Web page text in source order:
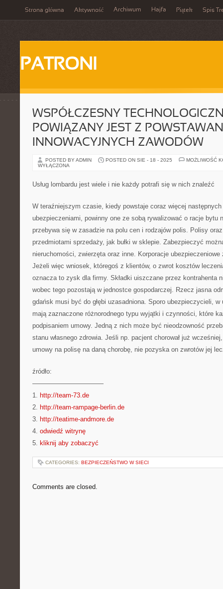
Strona główna Aktywność Archiwum Hajfa Piątek Spis
PATRONI
WSPÓŁCZESNY
POWIĄZANY JEST Z
INNOWACYJNYCH ZAWODÓW
POSTED BY ADMIN POSTED ON SIE - 18 - 2025
MOŻLIWOŚĆ
WYŁĄCZONA
Usług lombardu jest wiele i nie każdy potrafi się w nich znaleźć
W teraźniejszym czasie, kiedy powstaje coraz więcej
ubezpieczeniami, powinny one ze sobą rywalizować o racje bytu
przebywa się w zasadzie na polu cen i rodzajów polis. Polisy
przedmiotami sprzedaży, jak bułki w sklepie. Zabezpieczyć
nieruchomości, zwierzęta oraz inne. Korporacje
Jeżeli więc wniosek, któregoś z klientów, o zwrot kosztów
oznacza to zysk dla firmy. Składki uiszczane przez kontrahenta
wobec tego pozostają w jednostce gospodarczej. Rzecz jasna
gdańsk musi być do głębi uzasadniona. Sporo ubezpieczycieli,
mają zaznaczone różnorodnego typu wyjątki i czynności, które
podpisaniem umowy. Jedną z nich może być nieodzowność
stanu własnego zdrowia. Jeśli np. pacjent chorował już
umowy na polisę na daną chorobę, nie pozyska on zwrotów jej
źródło:
———————————
1. http://team-73.de
2. http://team-rampage-berlin.de
3. http://teatime-andmore.de
4. odwiedź witrynę
5. kliknij aby zobaczyć
CATEGORIES: BEZPIECZEŃSTWO W SIECI
Comments are closed.